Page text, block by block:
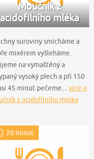
Moučník z
acidofilního mléka
suroviny smícháme a
mixérem vyšleháme.
na vymaštěný a
vysoký plech a při 150
45 minut pečeme.... více o
z acidofilního mléka
20 minut